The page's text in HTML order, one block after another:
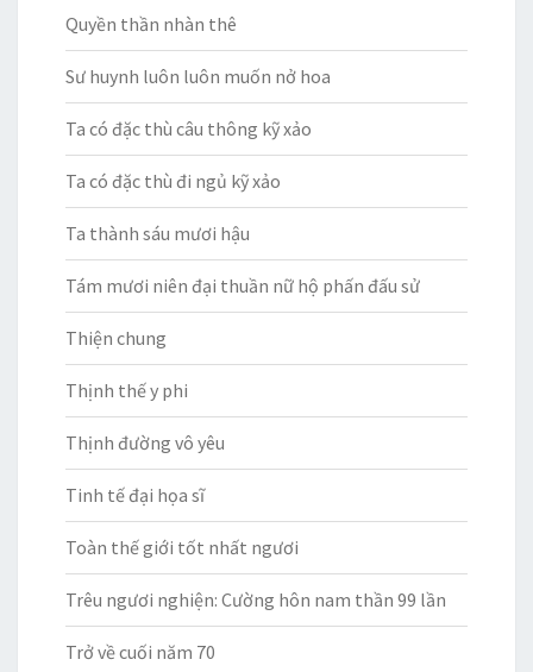
Quyền thần nhàn thê
Sư huynh luôn luôn muốn nở hoa
Ta có đặc thù câu thông kỹ xảo
Ta có đặc thù đi ngủ kỹ xảo
Ta thành sáu mươi hậu
Tám mươi niên đại thuần nữ hộ phấn đấu sử
Thiện chung
Thịnh thế y phi
Thịnh đường vô yêu
Tinh tế đại họa sĩ
Toàn thế giới tốt nhất ngươi
Trêu ngươi nghiện: Cường hôn nam thần 99 lần
Trở về cuối năm 70